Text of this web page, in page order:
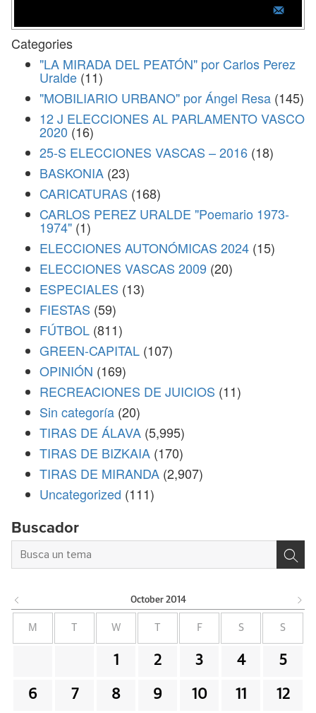
Categories
"LA MIRADA DEL PEATÓN" por Carlos Perez
Uralde (11)
"MOBILIARIO URBANO" por Ángel Resa (145)
12 J ELECCIONES AL PARLAMENTO VASCO
2020 (16)
25-S ELECCIONES VASCAS – 2016 (18)
BASKONIA (23)
CARICATURAS (168)
CARLOS PEREZ URALDE "Poemario 1973-
1974" (1)
ELECCIONES AUTONÓMICAS 2024 (15)
ELECCIONES VASCAS 2009 (20)
ESPECIALES (13)
FIESTAS (59)
FÚTBOL (811)
GREEN-CAPITAL (107)
OPINIÓN (169)
RECREACIONES DE JUICIOS (11)
Sin categoría (20)
TIRAS DE ÁLAVA (5,995)
TIRAS DE BIZKAIA (170)
TIRAS DE MIRANDA (2,907)
Uncategorized (111)
Buscador
October 2014
M W F S S
1 2 3 4 5
6 7 8 9 10 11 12